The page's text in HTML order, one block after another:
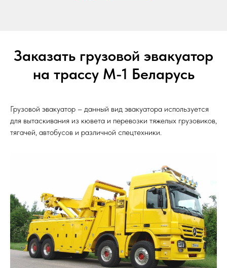
Заказать грузовой эвакуатор
на трассу М-1 Беларусь
Грузовой эвакуатор – данный вид эвакуатора используется
для вытаскивания из кювета и перевозки тяжелых грузовиков,
тягачей, автобусов и различной спецтехники.